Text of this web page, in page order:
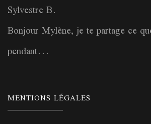
Sylvestre B.
Bonjour Mylène, je te partage ce
pendant...
MENTIONS LÉGALES